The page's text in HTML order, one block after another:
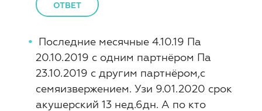
ОТВЕТ
Последние месячные 4.10.19 Па
20.10.2019 с одним партнёром Па
23.10.2019 с другим партнёром,с
семяизвержением. Узи 9.01.2020 срок
акушерский 13 нед.6дн. А по кто